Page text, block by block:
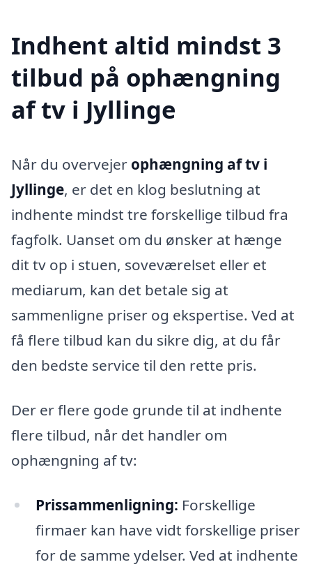
Indhent altid mindst 3
tilbud på ophængning
af tv i Jyllinge
Når du overvejer ophængning af tv i
Jyllinge, er det en klog beslutning at
indhente mindst tre forskellige tilbud fra
fagfolk. Uanset om du ønsker at hænge
dit tv op i stuen, soveværelset eller et
mediarum, kan det betale sig at
sammenligne priser og ekspertise. Ved at
få flere tilbud kan du sikre dig, at du får
den bedste service til den rette pris.
Der er flere gode grunde til at indhente
flere tilbud, når det handler om
ophængning af tv:
Prissammenligning: Forskellige
firmaer kan have vidt forskellige priser
for de samme ydelser. Ved at indhente